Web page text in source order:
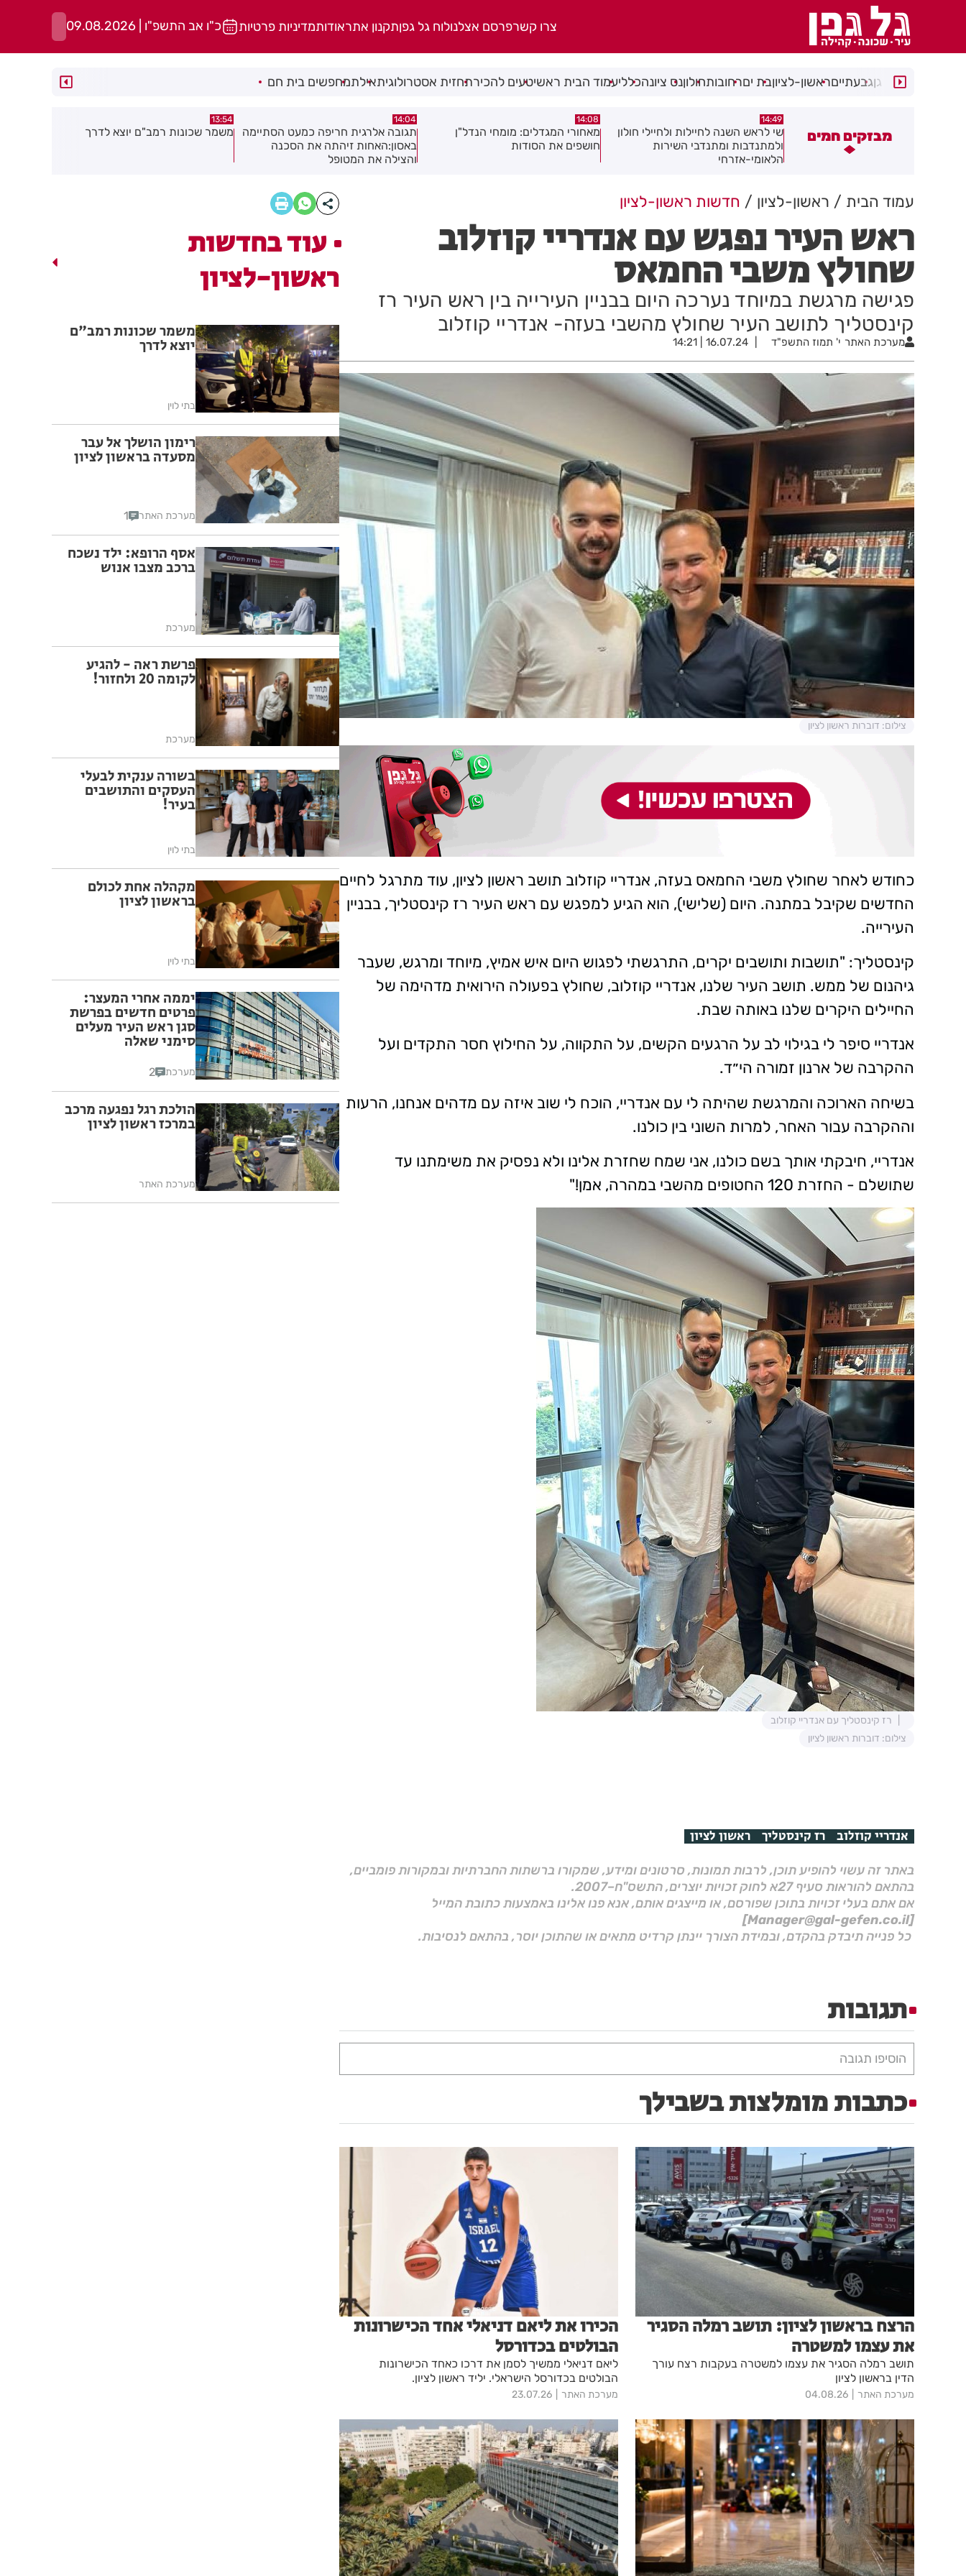
צרו קשרפרסם אצלנולוח גל גפןתקנון אתראודותמדיניות פרטיות כ"ו אב התשפ"ו | 09.08.2026
רמת גןגבעתייםראשון-לציוןבת יםרחובותחולוןנס ציונהכלליעמוד הבית ראשיטעים להכירתחזית אסטרולוגיתאילתמחפשים בית חם
מבזקים חמים
שי לראש השנה לחיילות ולחיילי חולון
ולמתנדבות ומתנדבי השירות
14:08
מאחורי המגדלים: מומחי הנדל"ן
חושפים את הסודות
14:04
תגובה אלרגית חריפה כמעט הסתיימה
באסון:האחות זיהתה את הסכנה
13:54
משמר שכונות רמב"ם יוצא לדרך
13:50
רימון הושלך אל עבר מסעדה בראשון
עמוד הבית ראשון-לציון חדשות ראשון-לציון
ראש העיר נפגש עם אנדריי קוזלוב
שחולץ משבי החמאס
פגישה מרגשת במיוחד נערכה היום בבניין העירייה בין ראש העיר רז
קינסטליך לתושב העיר שחולץ מהשבי בעזה- אנדריי קוזלוב
מערכת האתר י' תמוז התשפ"ד 16.07.24 | 14:21
צילום: דוברות ראשון לציון
כחודש לאחר שחולץ משבי החמאס בעזה, אנדריי קוזלוב תושב ראשון לציון, עוד מתרגל לחיים
החדשים שקיבל במתנה. היום (שלישי), הוא הגיע למפגש עם ראש העיר רז קינסטליך, בבניין
העירייה.
קינסטליך: "תושבות ותושבים יקרים, התרגשתי לפגוש היום איש אמיץ, מיוחד ומרגש, שעבר
גיהנום של ממש. תושב העיר שלנו, אנדריי קוזלוב, שחולץ בפעולה הירואית מדהימה של
החיילים היקרים שלנו באותה שבת.
אנדריי סיפר לי בגילוי לב על הרגעים הקשים, על התקווה, על החילוץ חסר התקדים ועל
ההקרבה של ארנון זמורה הי״ד.
בשיחה הארוכה והמרגשת שהיתה לי עם אנדריי, הוכח לי שוב איזה עם מדהים אנחנו, הרעות
וההקרבה עבור האחר, למרות השוני בין כולנו.
אנדריי, חיבקתי אותך בשם כולנו, אני שמח שחזרת אלינו ולא נפסיק את משימתנו עד
שתושלם - החזרת 120 החטופים מהשבי במהרה, אמן!"
רז קינסטליך עם אנדריי קוזלוב
צילום: דוברות ראשון לציון
אנדריי קוזלוב רז קינסטליך ראשון לציון
באתר זה עשוי להופיע תוכן, לרבות תמונות, סרטונים ומידע, שמקורו ברשתות החברתיות ובמקורות פומביים,
בהתאם להוראות סעיף 27א לחוק זכויות יוצרים, התשס"ח–2007.
אם אתם בעלי זכויות בתוכן שפורסם, או מייצגים אותם, אנא פנו אלינו באמצעות כתובת המייל
[Manager@gal-gefen.co.il]
כל פנייה תיבדק בהקדם, ובמידת הצורך יינתן קרדיט מתאים או שהתוכן יוסר, בהתאם לנסיבות.
תגובות
הוסיפו תגובה
כתבות מומלצות בשבילך
הרצח בראשון לציון: תושב רמלה הסגיר
את עצמו למשטרה
תושב רמלה הסגיר את עצמו למשטרה בעקבות רצח עורך
הדין בראשון לציון
מערכת האתר 04.08.26
הכירו את ליאם דניאלי אחד הכישרונות
הבולטים בכדורסל
ליאם דניאלי ממשיך לסמן את דרכו כאחד הכישרונות
הבולטים בכדורסל הישראלי. יליד ראשון לציון.
מערכת האתר 23.07.26
עוד בחדשות
ראשון-לציון
משמר שכונות רמב"ם
יוצא לדרך
בתי לוין
רימון הושלך אל עבר
מסעדה בראשון לציון
מערכת האתר 1
אסף הרופא: ילד נשכח
ברכב מצבו אנוש
מערכת
פרשת ראה - להגיע
לקומה 20 ולחזור!
מערכת
בשורה ענקית לבעלי
העסקים והתושבים
בעיר!
בתי לוין
מקהלה אחת לכולם
בראשון לציון
בתי לוין
יממה אחרי המעצר:
פרטים חדשים בפרשת
סגן ראש העיר מעלים
סימני שאלה
מערכת 2
הולכת רגל נפגעה מרכב
במרכז ראשון לציון
מערכת האתר